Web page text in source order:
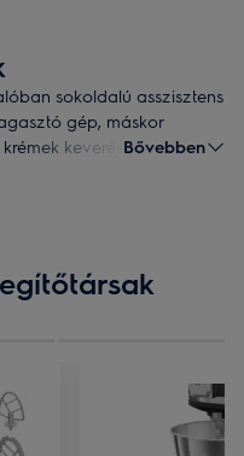
sokoldalú asszisztens
gép, máskor
keverésében is.
Bővebben